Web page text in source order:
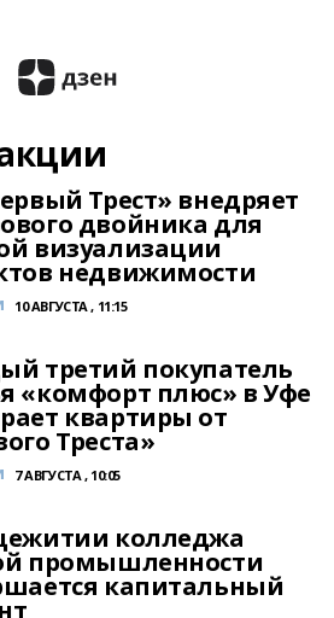
Трест» внедряет
двойника для
визуализации
недвижимости
10 АВГУСТА , 11:15
третий покупатель
«комфорт плюс» в Уфе
квартиры от
Треста»
7 АВГУСТА , 10:05
колледжа
промышленности
капитальный